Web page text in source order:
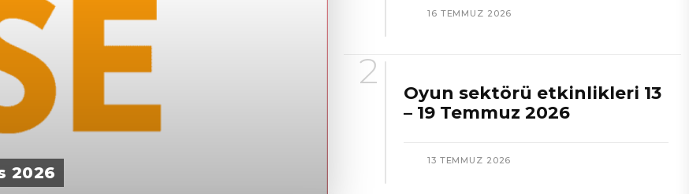
2026
16 TEMMUZ 2026
Oyun sektörü etkinlikleri 13
– 19 Temmuz 2026
13 TEMMUZ 2026